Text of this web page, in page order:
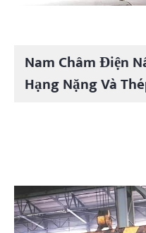
Nam Châm Điện
Hạng Nặng Và